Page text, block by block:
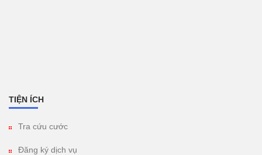
TIỆN ÍCH
Tra cứu cước
Đăng ký dịch vụ